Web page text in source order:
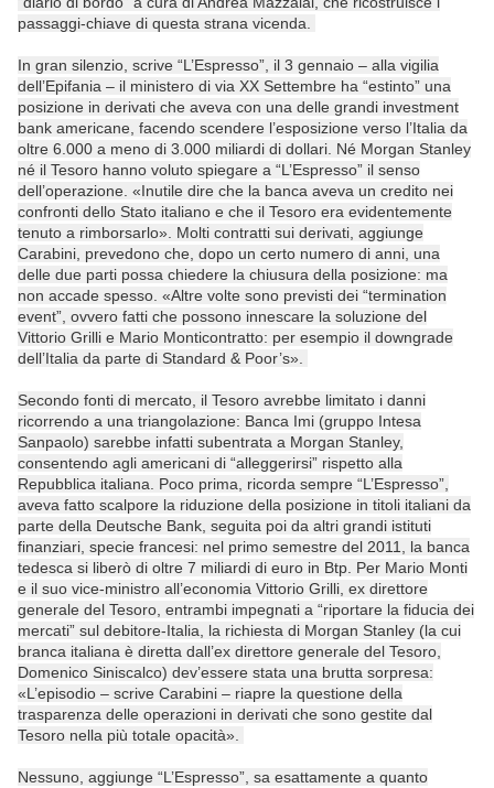
passaggi-chiave di questa strana vicenda.
In gran silenzio, scrive “L’Espresso”, il 3 gennaio – alla vigilia
dell’Epifania – il ministero di via XX Settembre ha “estinto” una
posizione in derivati che aveva con una delle grandi investment
bank americane, facendo scendere l’esposizione verso l’Italia da
oltre 6.000 a meno di 3.000 miliardi di dollari. Né Morgan Stanley
né il Tesoro hanno voluto spiegare a “L’Espresso” il senso
dell’operazione. «Inutile dire che la banca aveva un credito nei
confronti dello Stato italiano e che il Tesoro era evidentemente
tenuto a rimborsarlo». Molti contratti sui derivati, aggiunge
Carabini, prevedono che, dopo un certo numero di anni, una
delle due parti possa chiedere la chiusura della posizione: ma
non accade spesso. «Altre volte sono previsti dei “termination
event”, ovvero fatti che possono innescare la soluzione del
Vittorio Grilli e Mario Monticontratto: per esempio il downgrade
dell’Italia da parte di Standard & Poor’s».
Secondo fonti di mercato, il Tesoro avrebbe limitato i danni
ricorrendo a una triangolazione: Banca Imi (gruppo Intesa
Sanpaolo) sarebbe infatti subentrata a Morgan Stanley,
consentendo agli americani di “alleggerirsi” rispetto alla
Repubblica italiana. Poco prima, ricorda sempre “L’Espresso”,
aveva fatto scalpore la riduzione della posizione in titoli italiani da
parte della Deutsche Bank, seguita poi da altri grandi istituti
finanziari, specie francesi: nel primo semestre del 2011, la banca
tedesca si liberò di oltre 7 miliardi di euro in Btp. Per Mario Monti
e il suo vice-ministro all’economia Vittorio Grilli, ex direttore
generale del Tesoro, entrambi impegnati a “riportare la fiducia dei
mercati” sul debitore-Italia, la richiesta di Morgan Stanley (la cui
branca italiana è diretta dall’ex direttore generale del Tesoro,
Domenico Siniscalco) dev’essere stata una brutta sorpresa:
«L’episodio – scrive Carabini – riapre la questione della
trasparenza delle operazioni in derivati che sono gestite dal
Tesoro nella più totale opacità».
Nessuno, aggiunge “L’Espresso”, sa esattamente a quanto